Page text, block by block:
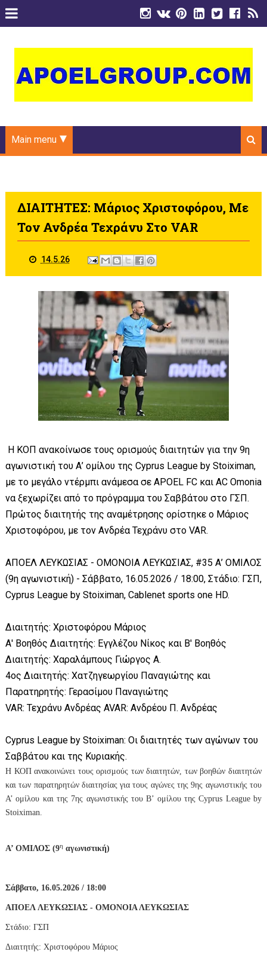
Main menu
ΔΙΑΙΤΗΤΕΣ: Μάριος Χριστοφόρου, Με
Τον Ανδρέα Τεχράνυ Στο VAR
14.5.26
Η ΚΟΠ ανακοίνωσε τους ορισμούς διαιτητών για την 9η
αγωνιστική του Α’ ομίλου της Cyprus League by Stoiximan,
με το μεγάλο ντέρμπι ανάμεσα σε APOEL FC και AC Omonia
να ξεχωρίζει από το πρόγραμμα του Σαββάτου στο ΓΣΠ.
Πρώτος διαιτητής της αναμέτρησης ορίστηκε ο Μάριος
Χριστοφόρου, με τον Ανδρέα Τεχράνυ στο VAR.
ΑΠΟΕΛ ΛΕΥΚΩΣΙΑΣ - ΟΜΟΝΟΙΑ ΛΕΥΚΩΣΙΑΣ, #35 Α’ ΟΜΙΛΟΣ
(9η αγωνιστική) - Σάββατο, 16.05.2026 / 18:00, Στάδιο: ΓΣΠ,
Cyprus League by Stoiximan, Cablenet sports one HD.
Διαιτητής: Χριστοφόρου Μάριος
Α' Βοηθός Διαιτητής: Εγγλέζου Νίκος και Β' Βοηθός
Διαιτητής: Χαραλάμπους Γιώργος Α.
4ος Διαιτητής: Χατζηγεωργίου Παναγιώτης και
Παρατηρητής: Γερασίμου Παναγιώτης
VAR: Τεχράνυ Ανδρέας AVAR: Ανδρέου Π. Ανδρέας
Cyprus League by Stoiximan: Οι διαιτητές των αγώνων του
Σαββάτου και της Κυριακής.
Η ΚΟΠ ανακοινώνει τους ορισμούς των διαιτητών, των βοηθών διαιτητών
και των παρατηρητών διαιτησίας για τους αγώνες της 9ης αγωνιστικής του
Α’ ομίλου και της 7ης αγωνιστικής του Β’ ομίλου τηςCyprus League by
Stoiximan.
Α’ ΟΜΙΛΟΣ (9η αγωνιστική)
Σάββατο, 16.05.2026 / 18:00
ΑΠΟΕΛ ΛΕΥΚΩΣΙΑΣ - ΟΜΟΝΟΙΑ ΛΕΥΚΩΣΙΑΣ
Στάδιο: ΓΣΠ
Διαιτητής: Χριστοφόρου Μάριος